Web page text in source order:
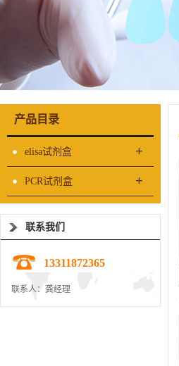
产品目录
elisa试剂盒 +
PCR试剂盒 +
联系我们
13311872365
联系人：龚经理